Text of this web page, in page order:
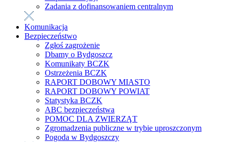
Zadania z dofinansowaniem centralnym
Komunikacja
Bezpieczeństwo
Zgłoś zagrożenie
Dbamy o Bydgoszcz
Komunikaty BCZK
Ostrzeżenia BCZK
RAPORT DOBOWY MIASTO
RAPORT DOBOWY POWIAT
Statystyka BCZK
ABC bezpieczeństwa
POMOC DLA ZWIERZĄT
Zgromadzenia publiczne w trybie uproszczonym
Pogoda w Bydgoszczy